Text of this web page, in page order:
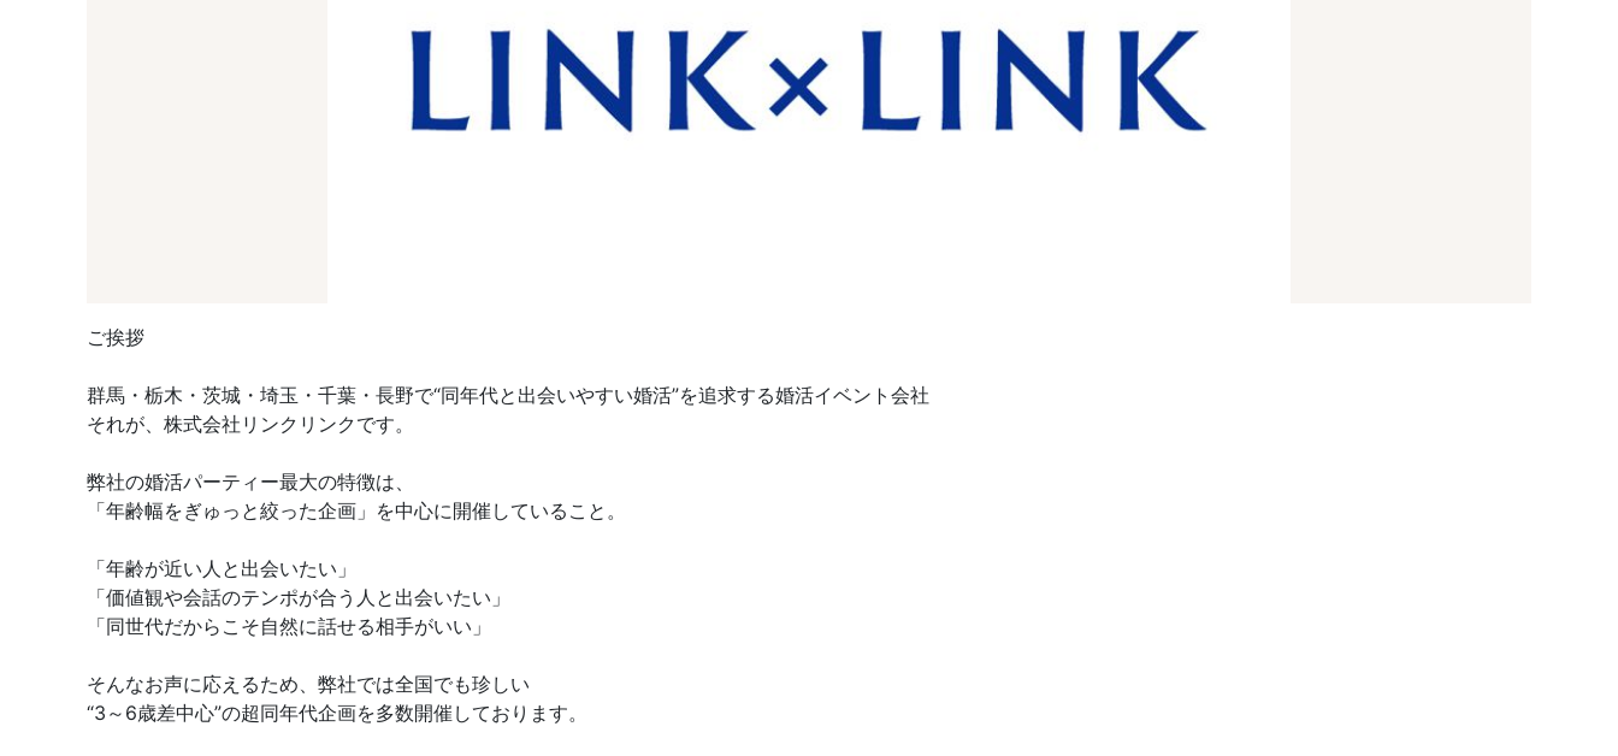
ご挨拶
群馬・栃木・茨城・埼玉・千葉・長野で“同年代と出会いやすい婚活”を追求する婚活イベント会社
それが、株式会社リンクリンクです。
弊社の婚活パーティー最大の特徴は、
「年齢幅をぎゅっと絞った企画」を中心に開催していること。
「年齢が近い人と出会いたい」
「価値観や会話のテンポが合う人と出会いたい」
「同世代だからこそ自然に話せる相手がいい」
そんなお声に応えるため、弊社では全国でも珍しい
“3～6歳差中心”の超同年代企画を多数開催しております。